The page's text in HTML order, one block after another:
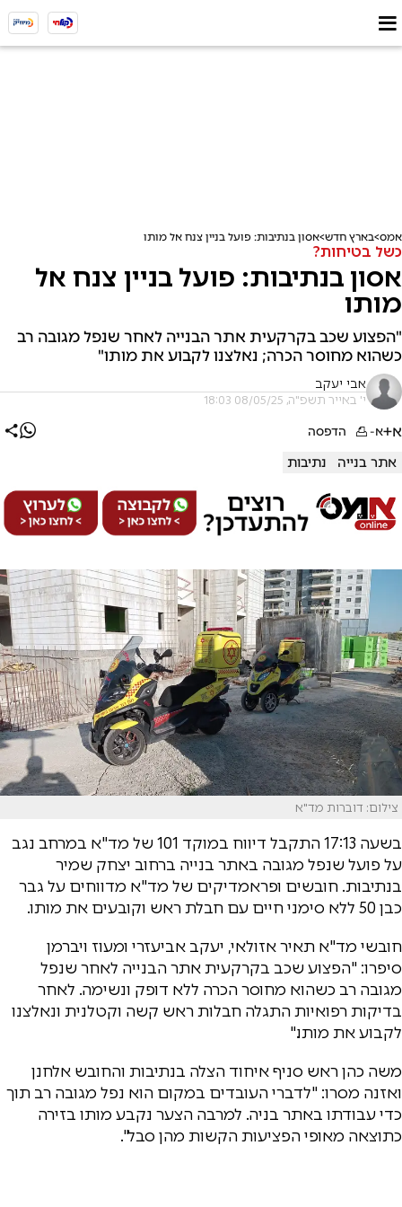
אמס בארץ חדש אסון בנתיבות: פועל בניין צנח אל מותו
כשל בטיחות?
אסון בנתיבות: פועל בניין צנח אל
מותו
"הפצוע שכב בקרקעית אתר הבנייה לאחר שנפל מגובה רב
כשהוא מחוסר הכרה; נאלצנו לקבוע את מותו"
אבי יעקב
י' באייר תשפ"ה, 08/05/25 18:03
א+א- הדפסה
אתר בנייה נתיבות
צילום: דוברות מד"א
בשעה 17:13 התקבל דיווח במוקד 101 של מד"א במרחב נגב
על פועל שנפל מגובה באתר בנייה ברחוב יצחק שמיר
בנתיבות. חובשים ופראמדיקים של מד"א מדווחים על גבר
כבן 50 ללא סימני חיים עם חבלת ראש וקובעים את מותו.
חובשי מד"א תאיר אזולאי, יעקב אביעזרי ומעוז ויברמן
סיפרו: "הפצוע שכב בקרקעית אתר הבנייה לאחר שנפל
מגובה רב כשהוא מחוסר הכרה ללא דופק ונשימה. לאחר
בדיקות רפואיות התגלה חבלות ראש קשה וקטלנית ונאלצנו
לקבוע את מותו."
משה כהן ראש סניף איחוד הצלה בנתיבות והחובש אלחנן
ואזנה מסרו: "לדברי העובדים במקום הוא נפל מגובה רב תוך
כדי עבודתו באתר בניה. למרבה הצער נקבע מותו בזירה
כתוצאה מאופי הפציעות הקשות מהן סבל".